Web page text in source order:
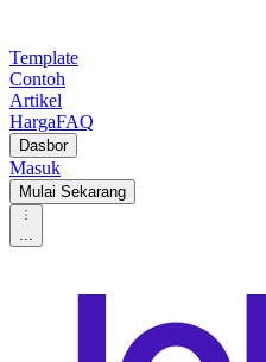
Template
Contoh
Artikel
HargaFAQ
Dasbor
Masuk
Mulai Sekarang
...